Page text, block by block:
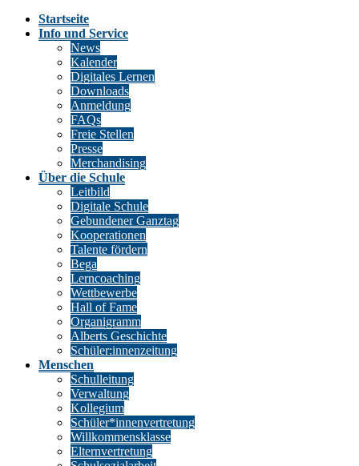
Startseite
Info und Service
News
Kalender
Digitales Lernen
Downloads
Anmeldung
FAQs
Freie Stellen
Presse
Merchandising
Über die Schule
Leitbild
Digitale Schule
Gebundener Ganztag
Kooperationen
Talente fördern
Bega
Lerncoaching
Wettbewerbe
Hall of Fame
Organigramm
Alberts Geschichte
Schüler:innenzeitung
Menschen
Schulleitung
Verwaltung
Kollegium
Schüler*innenvertretung
Willkommensklasse
Elternvertretung